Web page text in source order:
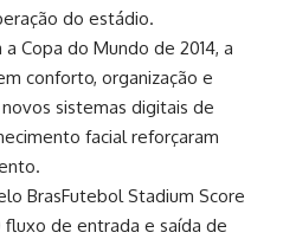
do estádio.
Copa do Mundo de 2014, a
conforto, organização e
sistemas digitais de
facial reforçaram
BrasFutebol Stadium Score
de entrada e saída de